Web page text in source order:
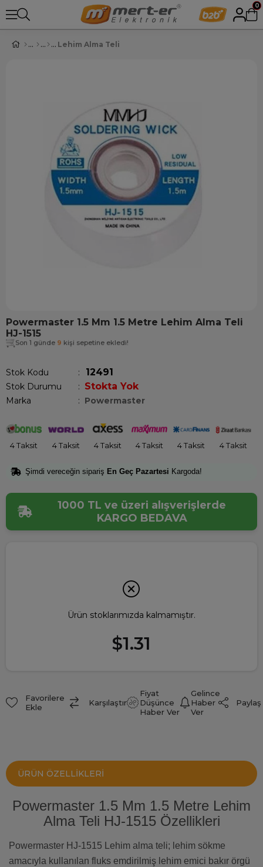
0
Lehim Alma Teli
Powermaster 1.5 Mm 1.5 Metre Lehim Alma Teli
HJ-1515
Son 1 günde 9 kişi sepetine ekledi!
Stok Kodu 12491
Stok Durumu : Stokta Yok
Marka : Powermaster
4 Taksit 4 Taksit 4 Taksit 4 Taksit 4 Taksit 4 Taksit
Şimdi vereceğin sipariş En Geç Pazartesi Kargoda!
1000 TL ve üzeri alışverişlerde
KARGO BEDAVA
Ürün stoklarımızda kalmamıştır.
$1.31
Favorilere
Ekle
Karşılaştır
Fiyat
Düşünce
Haber Ver
Gelince
Haber
Ver
Paylaş
ÜRÜN ÖZELLIKLERI
Powermaster 1.5 Mm 1.5 Metre Lehim
Alma Teli HJ-1515 Özellikleri
Powermaster HJ-1515 Lehim alma teli; lehim sökme
amacıyla kullanılan fluks emdirilmiş lehim emici bakır örgü